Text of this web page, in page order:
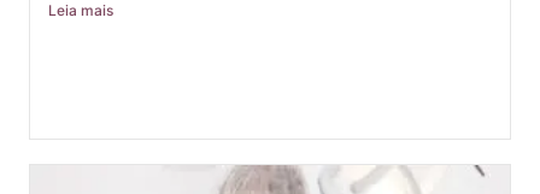
Leia mais